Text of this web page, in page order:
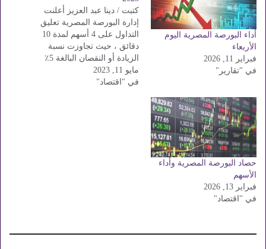
أداء البورصة المصرية اليوم
الأربعاء
فبراير 11, 2026
في "تقارير"
كتبت / دينا عبد العزيز أعلنت
إدارة البورصة المصرية تعليق
التداول على 4 أسهم لمدة 10
دقائق ، حيث تجاوزت نسبة
الزيادة أو النقصان البالغة 5٪
خلال جلسة تداول اليوم
الخميس ، وهي: المشروعات
مايو 11, 2023
في "اقتصاد"
حصاد البورصة المصرية وأداء
الأسهم
فبراير 13, 2026
في "اقتصاد"